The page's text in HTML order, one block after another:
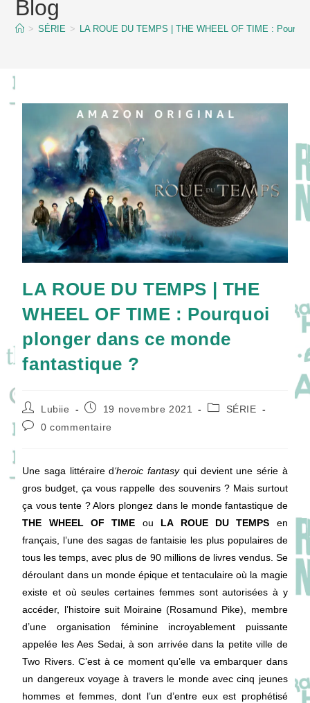
contentBlog
> SÉRIE > LA ROUE DU TEMPS | THE WHEEL OF TIME :
LA ROUE DU TEMPS | THE
WHEEL OF TIME : Pourquoi
plonger dans ce monde
fantastique ?
Auteur/autrice
de
la
Lubiie
Publication
19 novembre 2021
PostSÉRIE
Commentaires
0 commentaire
Une saga littéraire d‘heroic fantasyqui devient une série à
gros budget, ça vous rappelle des souvenirs ? Mais surtout
ça vous tente ? Alors plongez dans le monde fantastique de
THE WHEEL OF TIME ou LA ROUE DU TEMPS en
français, l’une des sagas de fantaisie les plus populaires de
tous les temps, avec plus de 90 millions de livres vendus. Se
déroulant dans un monde épique et tentaculaire où la magie
existe et où seules certaines femmes sont autorisées à y
accéder, l’histoire suit Moiraine (Rosamund Pike), membre
d’une organisation féminine incroyablement puissante
appelée les Aes Sedai, à son arrivée dans la petite ville de
Two Rivers. C’est à ce moment qu’elle va embarquer dans
un dangereux voyage à travers le monde avec cinq jeunes
hommes et femmes, dont l’un d’entre eux est prophétisé